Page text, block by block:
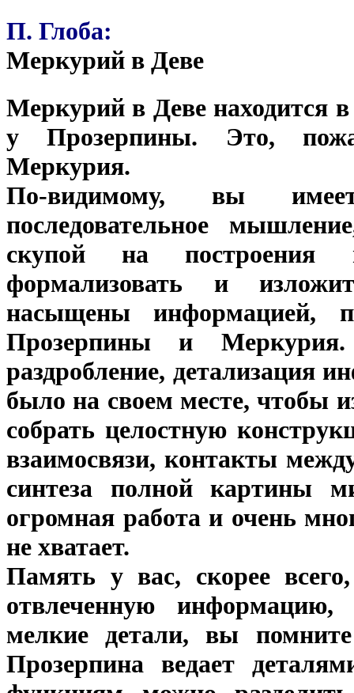
П. Глоба:
Меркурий в Деве
Меркурий в Деве находится в
у Прозерпины. Это,
Меркурия.
По-видимому, вы
последовательное
скупой на построения
формализовать и
насыщены информацией,
Прозерпины и
раздробление, детализация
было на своем месте, чтобы
собрать целостную
взаимосвязи, контакты
синтеза полной картины
огромная работа и очень
не хватает.
Память у вас, скорее
отвлеченную
мелкие детали, вы
Прозерпина ведает